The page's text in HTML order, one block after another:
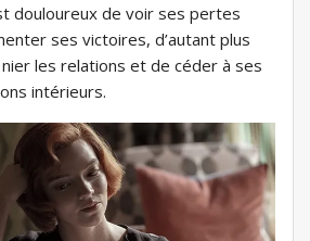
douloureux de voir ses pertes
ses victoires, d’autant plus
nier les relations et de céder à ses
intérieurs.